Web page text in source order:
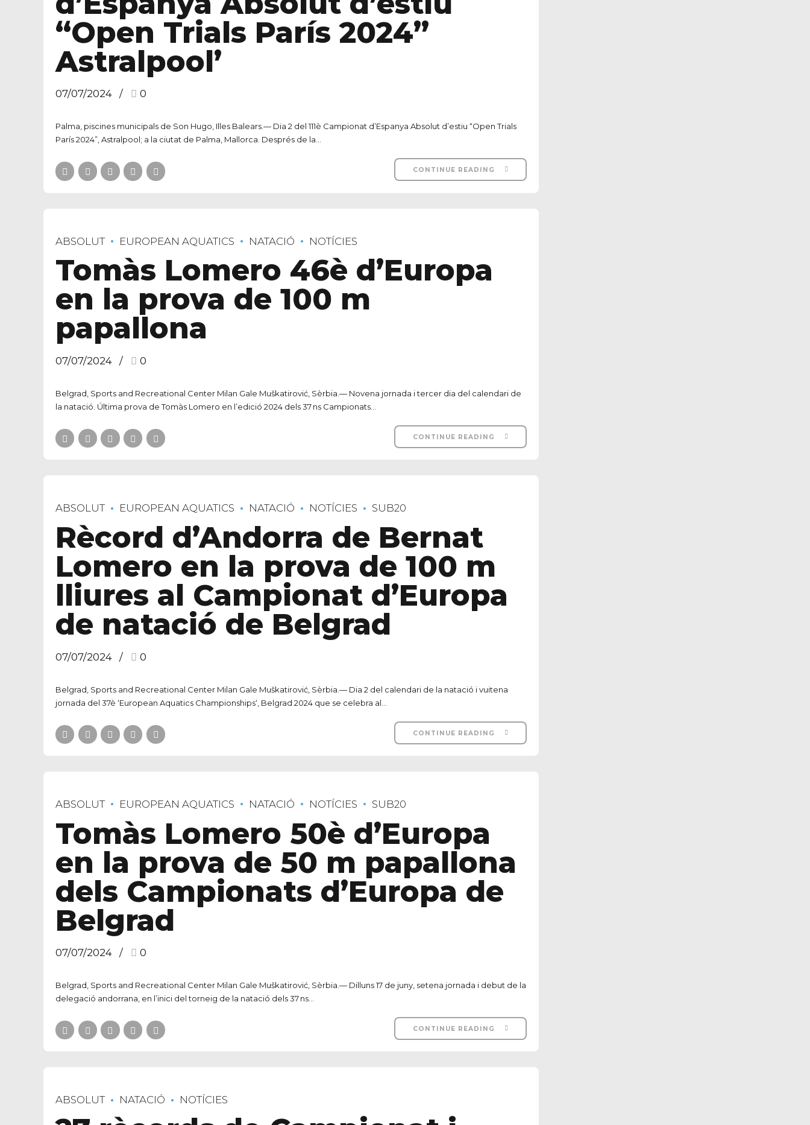
“Open Trials París 2024”
Astralpool’
07/07/2024 0
Palma, piscines municipals de Son Hugo, Illes Balears.— Dia 2 del 111è Campionat d’Espanya Absolut d’estiu “Open Trials
París 2024”, Astralpool; a la ciutat de Palma, Mallorca. Després de la...
CONTINUE READING
ABSOLUT EUROPEAN AQUATICS NATACIÓ NOTÍCIES
Tomàs Lomero 46è d’Europa
en la prova de 100 m
papallona
07/07/2024 0
Belgrad, Sports and Recreational Center Milan Gale Muškatirović, Sèrbia.— Novena jornada i tercer dia del calendari de
la natació. Última prova de Tomàs Lomero en l’edició 2024 dels 37 ns Campionats...
CONTINUE READING
ABSOLUT EUROPEAN AQUATICS NATACIÓ NOTÍCIES SUB20
Rècord d’Andorra de Bernat
Lomero en la prova de 100 m
lliures al Campionat d’Europa
de natació de Belgrad
07/07/2024 0
Belgrad, Sports and Recreational Center Milan Gale Muškatirović, Sèrbia.— Dia 2 del calendari de la natació i vuitena
jornada del 37è ‘European Aquatics Championships‘, Belgrad 2024 que se celebra al...
CONTINUE READING
ABSOLUT EUROPEAN AQUATICS NATACIÓ NOTÍCIES SUB20
Tomàs Lomero 50è d’Europa
en la prova de 50 m papallona
dels Campionats d’Europa de
Belgrad
07/07/2024 0
Belgrad, Sports and Recreational Center Milan Gale Muškatirović, Sèrbia.— Dilluns 17 de juny, setena jornada i debut de la
delegació andorrana, en l’inici del torneig de la natació dels 37 ns...
CONTINUE READING
ABSOLUT NATACIÓ NOTÍCIES